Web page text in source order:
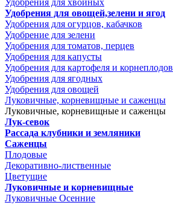
Удобрения для хвойных
Удобрения для овощей,зелени и ягод
Удобрения для огурцов, кабачков
Удобрение для зелени
Удобрения для томатов, перцев
Удобрения для капусты
Удобрения для картофеля и корнеплодов
Удобрения для ягодных
Удобрения для овощей
Луковичные, корневищные и саженцы
Луковичные, корневищные и саженцы
Лук-севок
Рассада клубники и земляники
Саженцы
Плодовые
Декоративно-лиственные
Цветущие
Луковичные и корневищные
Луковичные Осенние